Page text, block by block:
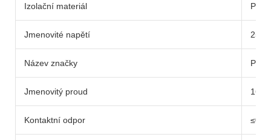
Izolační materiál PC/
Jmenovité napětí
Název značky
Jmenovitý proud 16 A
Kontaktní odpor ≤0,5